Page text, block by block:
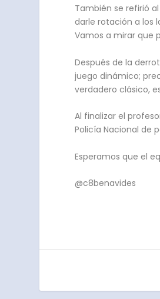
También se refirió
darle rotación a los
Vamos a mirar que
Después de la
juego dinámico;
verdadero clásico,
Al finalizar el
Policía Nacional de
Esperamos que el
@c8benavides